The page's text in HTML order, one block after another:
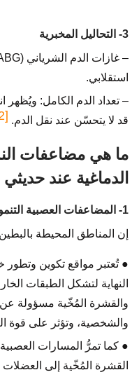
3- التحاليل المخبرية
استقلابي.
– تعداد الدم الكامل:
قد لا يتحسّن عند نقل الدم. [2]
ما هي مضاعفات
الدماغية عند حديثي
1- المضاعفات العصبية التنموية
إن المناطق المحيطة
● تُعتبر مواقع تكوين وتطور
النهاية لتشكل الطبقات
والقشرة المُخّية مسؤولة عن
والشخصية، وتؤثر على قوة
● كما تمرُّ المسارات
القشرة المُخّية إلى